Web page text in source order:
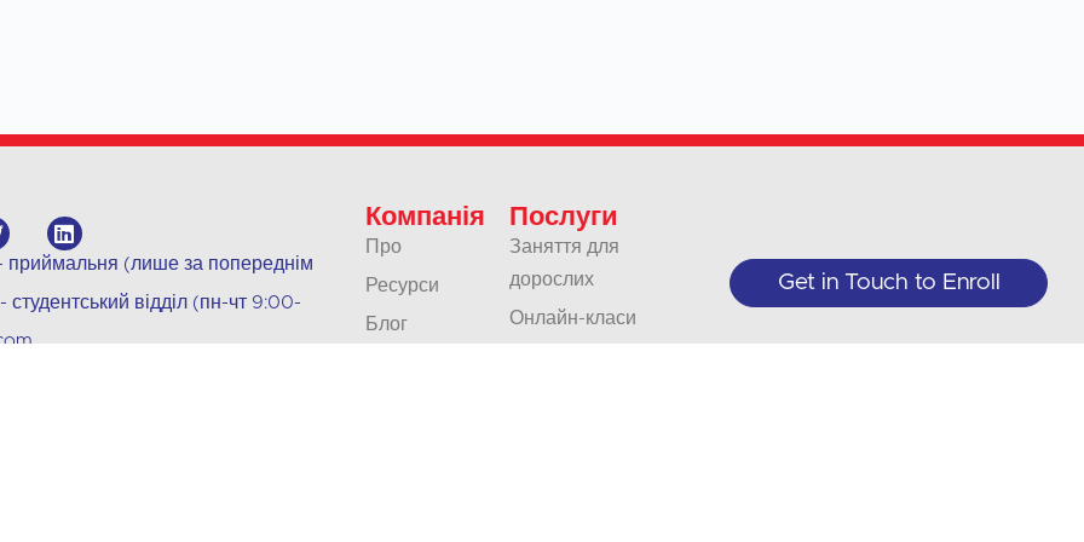
приймальня (лише за попереднім
відділ (пн-чт 9:00-
Компанія
Про
Ресурси
Блог
Послуги
Заняття для
дорослих
Онлайн-класи
Get in Touch to Enroll